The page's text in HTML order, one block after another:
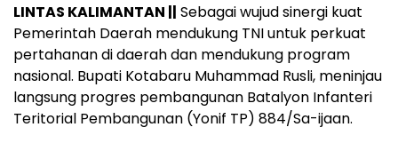
LINTAS KALIMANTAN || Sebagai wujud sinergi kuat
Pemerintah Daerah mendukung TNI untuk perkuat
pertahanan di daerah dan mendukung program
nasional. Bupati Kotabaru Muhammad Rusli, meninjau
langsung progres pembangunan Batalyon Infanteri
Teritorial Pembangunan (Yonif TP) 884/Sa-ijaan.